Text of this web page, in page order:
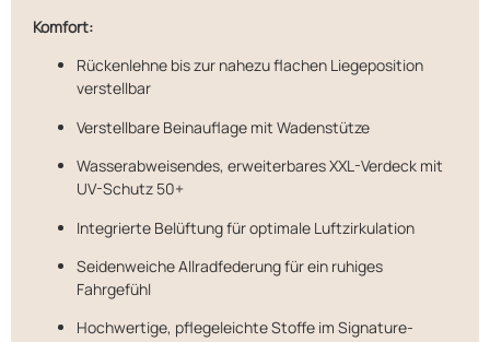
Komfort:
Rückenlehne bis zur nahezu flachen Liegeposition
verstellbar
Verstellbare Beinauflage mit Wadenstütze
Wasserabweisendes, erweiterbares XXL-Verdeck mit
UV-Schutz 50+
Integrierte Belüftung für optimale Luftzirkulation
Seidenweiche Allradfederung für ein ruhiges
Fahrgefühl
Hochwertige, pflegeleichte Stoffe im Signature-